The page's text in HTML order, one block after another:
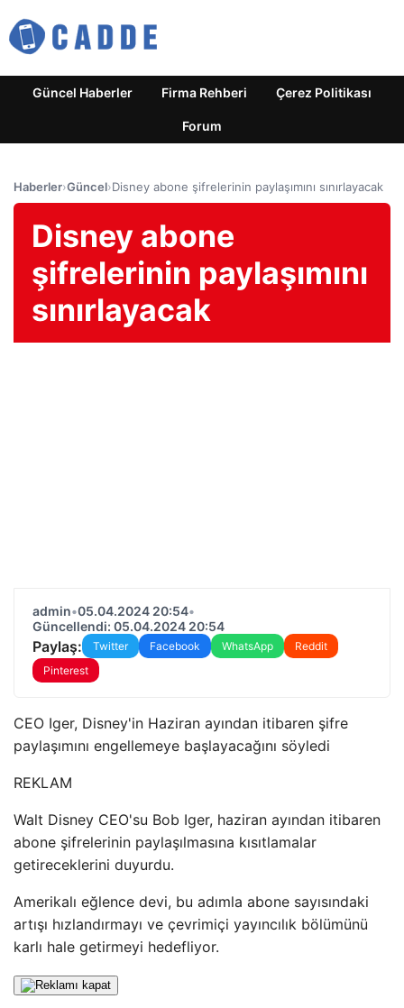
Güncel Haberler Firma Rehberi Çerez Politikası
Forum
Haberler›Güncel›Disney abone şifrelerinin paylaşımını sınırlayacak
Disney abone
şifrelerinin paylaşımını
sınırlayacak
admin•05.04.2024 20:54•
Güncellendi: 05.04.2024 20:54
Paylaş: Twitter Facebook WhatsApp
Reddit
Pinterest
CEO Iger, Disney'in Haziran ayından itibaren şifre
paylaşımını engellemeye başlayacağını söyledi
REKLAM
Walt Disney CEO'su Bob Iger, haziran ayından itibaren
abone şifrelerinin paylaşılmasına kısıtlamalar
getireceklerini duyurdu.
Amerikalı eğlence devi, bu adımla abone sayısındaki
artışı hızlandırmayı ve çevrimiçi yayıncılık bölümünü
karlı hale getirmeyi hedefliyor.